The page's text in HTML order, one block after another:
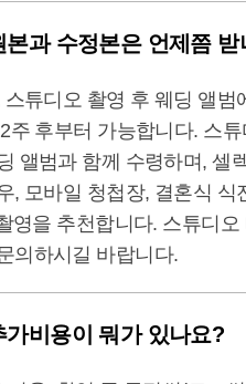
본과 수정본은 언제쯤 받
스튜디오 촬영 후 웨딩 앨
주 후부터 가능합니다. 스
앨범과 함께 수령하며, 셀
, 모바일 청첩장, 결혼식
영을 추천합니다. 스튜디
의하시길 바랍니다.
가비용이 뭐가 있나요?